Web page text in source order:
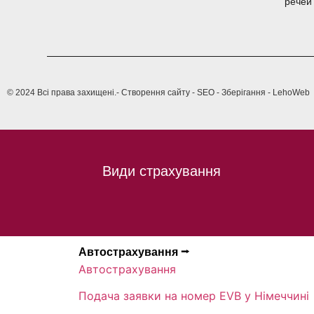
© 2024 Всі права захищені.- Створення сайту - SEO - Зберігання - LehoWeb
Види страхування
Автострахування ⭢
Автострахування
Подача заявки на номер EVB у Німеччині